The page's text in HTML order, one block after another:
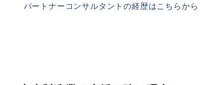
パートナーコンサルタントの経歴はこちらから